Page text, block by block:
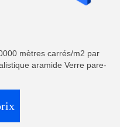
mètres carrés/m2 par
aramide Verre pare-